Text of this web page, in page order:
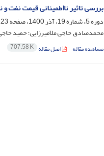
بررسی تاثیر نااطمینانی قیمت نفت و
دوره 5، شماره 19، آذر 1400، صفحه
250
محمدصادق حاجی ملامیرزایی؛ حمید
مشاهده مقاله اصل مقاله 707.58 K